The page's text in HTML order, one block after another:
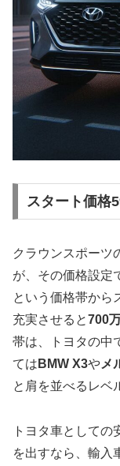
スタート価格
クラウンスポーツ
が、その価格設定
という価格帯から
充実させると700
帯は、トヨタの中
ては BMW X3やメ
と肩を並べるレベ
トヨタ車として
を出すなら、輸入